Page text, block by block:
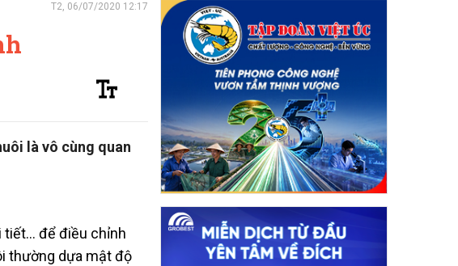
T2, 06/07/2020 12:17
là vô cùng quan
tiết… để điều chỉnh
thường dựa mật độ